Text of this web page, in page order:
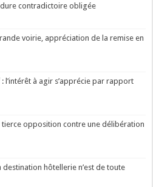
contradictoire obligée
voirie, appréciation de la remise en
à agir s’apprécie par rapport
opposition contre une délibération
hôtellerie n’est de toute